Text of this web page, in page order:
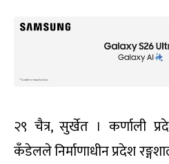
२९ चैत्र, सुर्खेत । कर्णाली
कँडेलले निर्माणाधीन प्रदेश